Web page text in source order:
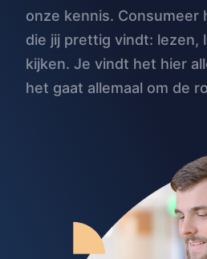
onze kennis. Consumeer
die jij prettig vindt: lezen,
kijken. Je vindt het hier
het gaat allemaal om de